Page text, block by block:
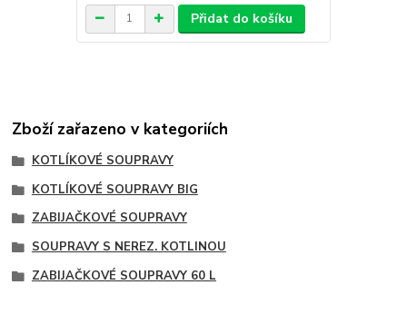
Přidat do košíku
Zboží zařazeno v kategoriích
KOTLÍKOVÉ SOUPRAVY
KOTLÍKOVÉ SOUPRAVY BIG
ZABIJAČKOVÉ SOUPRAVY
SOUPRAVY S NEREZ. KOTLINOU
ZABIJAČKOVÉ SOUPRAVY 60 L